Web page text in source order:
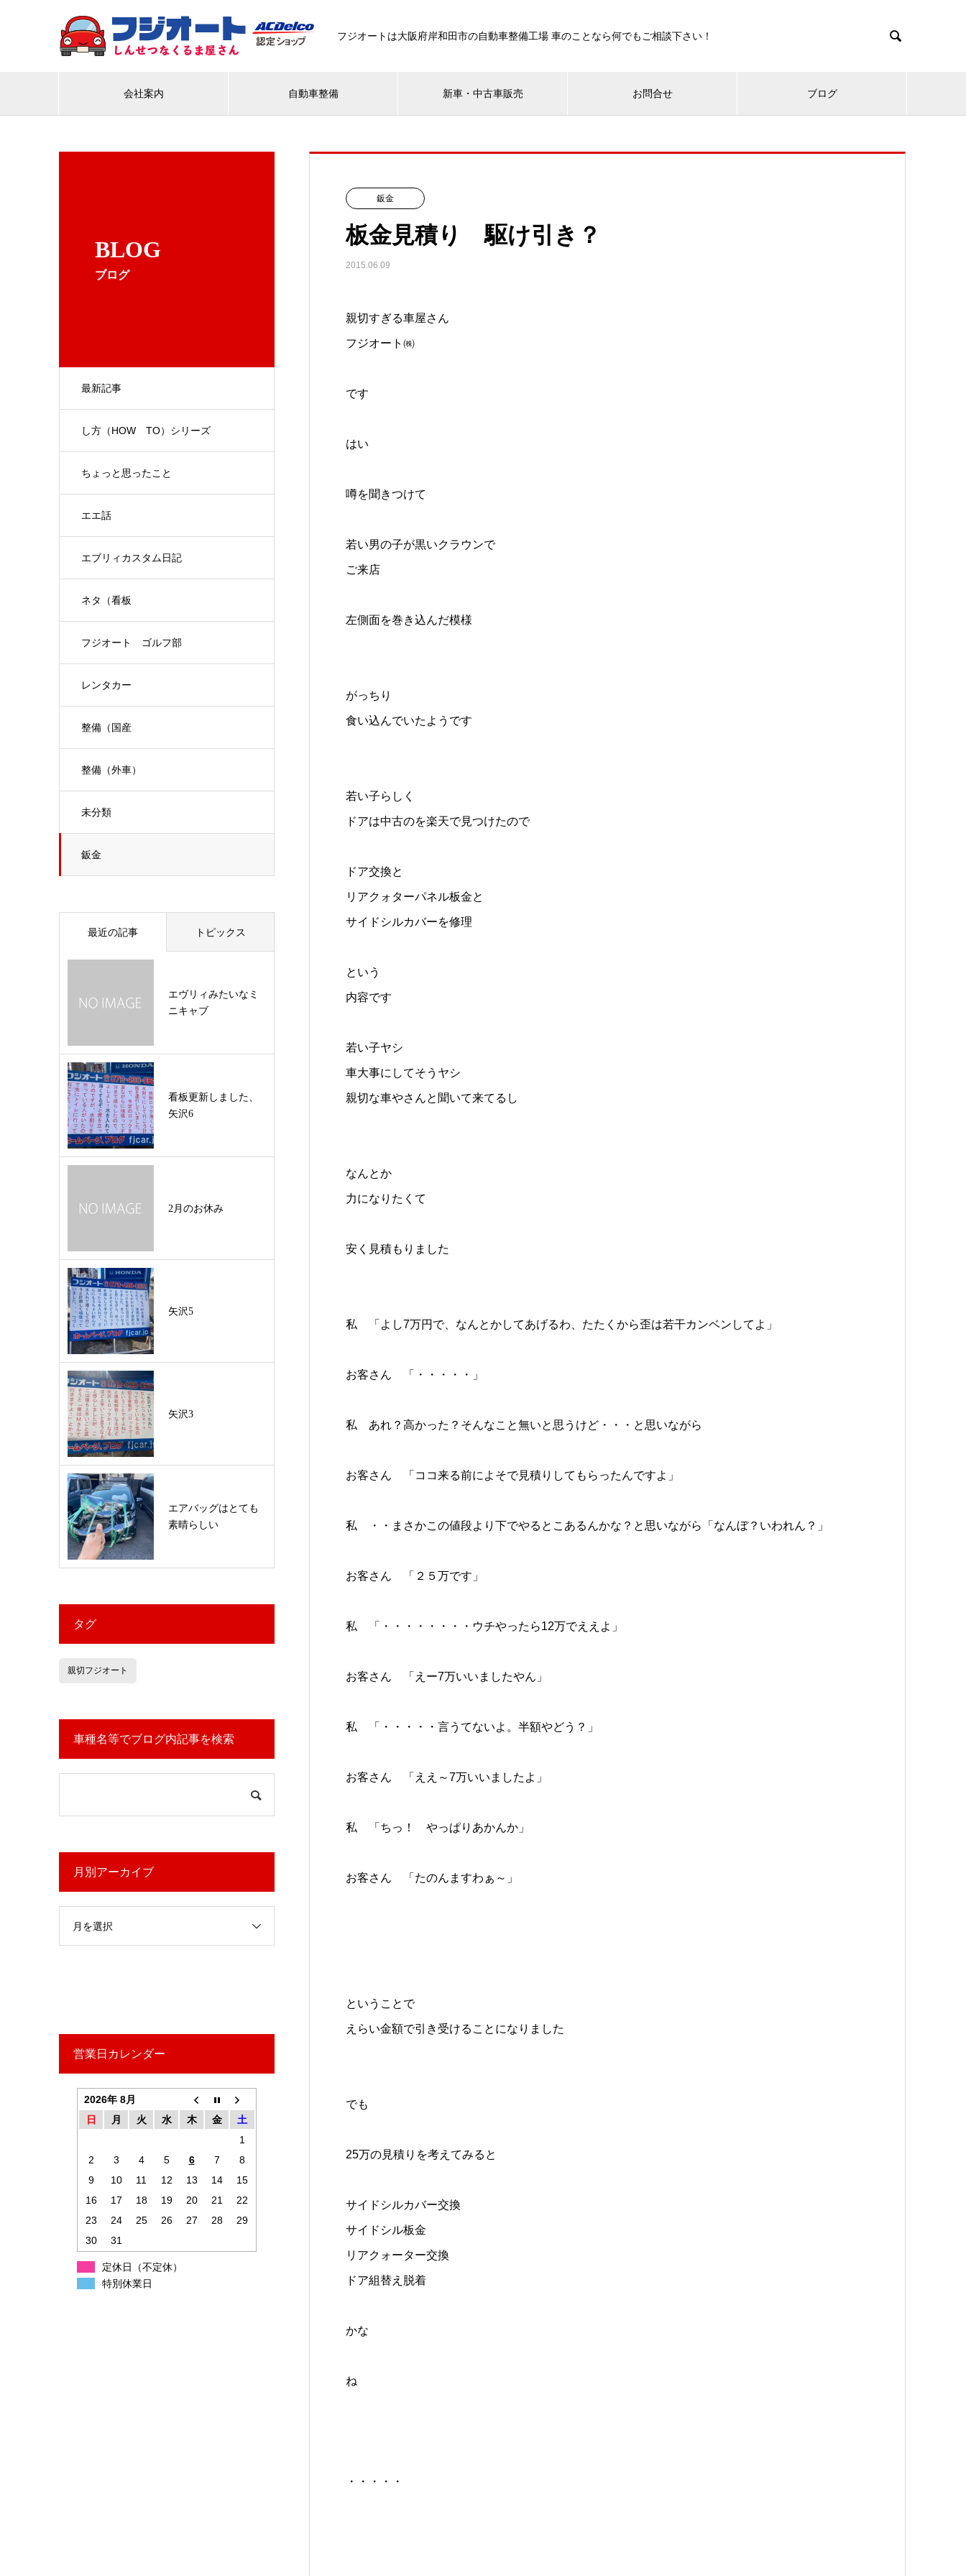
フジオートは大阪府岸和田市の自動車整備工場 車のことなら何でもご相談下さい！ 
会社案内 自動車整備 新車・中古車販売 お問合せ ブログ
BLOG
ブログ
最新記事
し方（HOW TO）シリーズ
ちょっと思ったこと
エエ話
エブリィカスタム日記
ネタ（看板
フジオート ゴルフ部
レンタカー
整備（国産
整備（外車）
未分類
鈑金
鈑金
板金見積り 駆け引き？
2015.06.09
親切すぎる車屋さん
フジオート㈱
です
はい
噂を聞きつけて
若い男の子が黒いクラウンで
ご来店
左側面を巻き込んだ模様
がっちり
食い込んでいたようです
若い子らしく
ドアは中古のを楽天で見つけたので
ドア交換と
リアクォターパネル板金と
サイドシルカバーを修理
という
内容です
若い子ヤシ
車大事にしてそうヤシ
親切な車やさんと聞いて来てるし
なんとか
力になりたくて
安く見積もりました
私 「よし7万円で、なんとかしてあげるわ、たたくから歪は若干カンベンしてよ」
お客さん 「・・・・・」
私 あれ？高かった？そんなこと無いと思うけど・・・と思いながら
お客さん 「ココ来る前によそで見積りしてもらったんですよ」
私 ・・まさかこの値段より下でやるとこあるんかな？と思いながら「なんぼ？いわれん？」
お客さん 「２５万です」
私 「・・・・・・・・ウチやったら12万でええよ」
お客さん 「えー7万いいましたやん」
私 「・・・・・言うてないよ。半額やどう？」
お客さん 「ええ～7万いいましたよ」
私 「ちっ！ やっぱりあかんか」
お客さん 「たのんますわぁ～」
ということで
えらい金額で引き受けることになりました
でも
25万の見積りを考えてみると
サイドシルカバー交換
サイドシル板金
リアクォーター交換
ドア組替え脱着
かな
ね
・・・・・
最近の記事 トピックス
エヴリィみたいなミ
ニキャブ
看板更新しました、
矢沢6
2月のお休み
矢沢5
矢沢3
エアバッグはとても
素晴らしい
タグ
親切フジオート
車種名等でブログ内記事を検索
月別アーカイブ
月を選択
営業日カレンダー
2026年 8月
日
月 火 水 木 金
土
1
2
3 4 5 6 7
8
9
10 11 12 13 14
15
16
17 18 19 20 21
22
23
24 25 26 27 28
29
30
31
定休日（不定休）
特別休業日